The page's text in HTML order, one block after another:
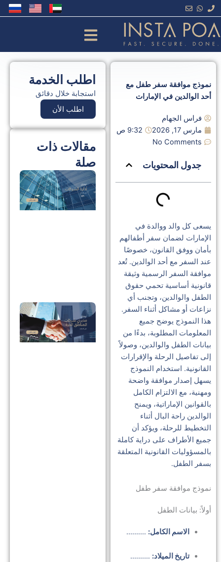
تخطي
إلى
المحتوى
نموذج موافقة سفر طفل مع
أحد الوالدين في الإمارات
فراس الجهام
مارس 17, 2026
9:32 ص
No Comments
جدول المحتويات
يسعى كل والد ووالدة في
الإمارات لضمان سفر أطفالهم
بأمان ووفق القانون، خصوصًا
عند السفر مع أحد الوالدين. تُعد
موافقة السفر الرسمية وثيقة
قانونية أساسية تحمي حقوق
الطفل والوالدين، وتجنب أي
نزاعات أو مشاكل أثناء السفر.
هذا النموذج يوضح جميع
المعلومات المطلوبة، بدءًا من
بيانات الطفل والوالدين، وصولاً
إلى تفاصيل الرحلة والإقرارات
القانونية. استخدام النموذج
يسهل إصدار موافقة واضحة
ومهنية، مع الالتزام الكامل
بالقوانين الإماراتية، ويمنح
الوالدين راحة البال أثناء
التخطيط للرحلة، ويؤكد أن
جميع الأطراف على دراية كاملة
بالمسؤوليات القانونية المتعلقة
بسفر الطفل.
نموذج موافقة سفر طفل
أولاً: بيانات الطفل
الاسم الكامل: ……….
تاريخ الميلاد: ……….
اطلب الخدمة
استجابة خلال دقائق
اطلب الأن
مقالات ذات
صلة